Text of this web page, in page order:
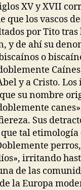
XV y XVII
que los vascos
por Tito
y de ahí su
o
y a Cristo.
su nombre
Sus
tal
irritando
de las
la Europa